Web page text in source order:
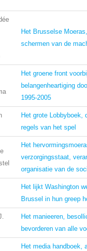
Het Brusselse
schermen van de
Het groene front
belangenheartiging
1995-2005
Het grote Lobbyboek,
regels van het spel
Het
verzorgingsstaat,
organisatie van de
Het lijkt Washington
Brussel in hun greep
Het manieeren,
bevorderen van alle
Het media handboek,